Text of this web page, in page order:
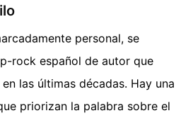
personal, se
rock español de autor que
las últimas décadas. Hay una
priorizan la palabra sobre el